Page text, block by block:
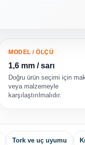
MODEL / ÖLÇÜ
1,6 mm / sarı
Doğru ürün seçimi için
veya malzemeyle
karşılaştırılmalıdır.
Tork ve uç uyumu